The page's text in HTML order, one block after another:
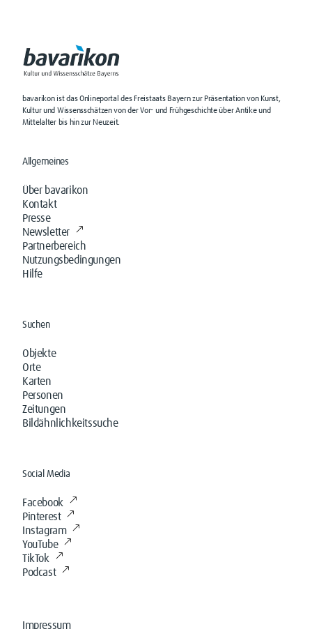
bavarikon ist das Onlineportal des Freistaats Bayern zur Präsentation von Kunst,
Kultur und Wissensschätzen von der Vor- und Frühgeschichte über Antike und
Mittelalter bis hin zur Neuzeit.
Allgemeines
Über bavarikon
Kontakt
Presse
Newsletter
Partnerbereich
Nutzungsbedingungen
Hilfe
Suchen
Objekte
Orte
Karten
Personen
Zeitungen
Bildähnlichkeitssuche
Social Media
Facebook
Pinterest
Instagram
YouTube
TikTok
Podcast
Impressum